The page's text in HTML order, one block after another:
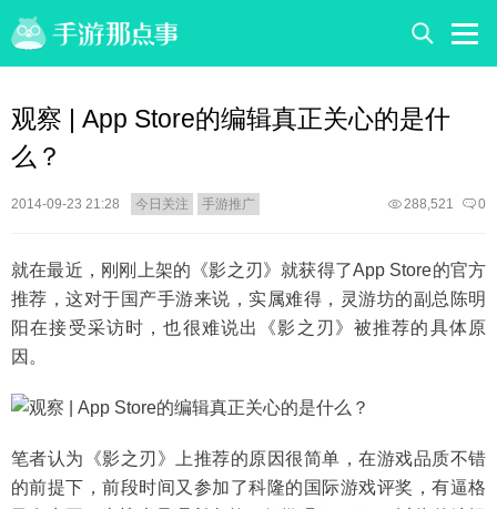
观察 | App Store的编辑真正关心的是什
么？
2014-09-23 21:28 今日关注 手游推广 0
288,521
就在最近，刚刚上架的《影之刃》就获得了App Store的官方
推荐，这对于国产手游来说，实属难得，灵游坊的副总陈明
阳在接受采访时，也很难说出《影之刃》被推荐的具体原
因。
笔者认为《影之刃》上推荐的原因很简单，在游戏品质不错
的前提下，前段时间又参加了科隆的国际游戏评奖，有逼格